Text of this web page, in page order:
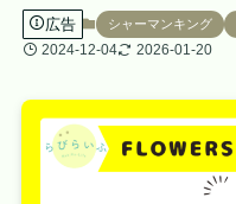
広告 シャーマンキング
2024-12-04 2026-01-20